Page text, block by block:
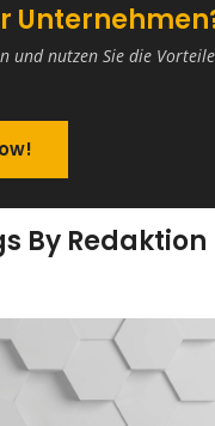
und nutzen Sie die
By Redaktion